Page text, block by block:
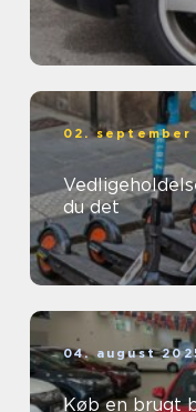
02. september
du det
04. august
Køb en brugt